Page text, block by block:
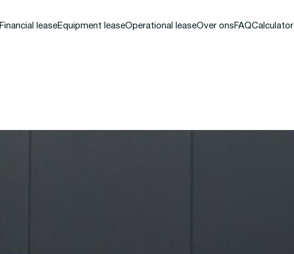
Financial leaseEquipment leaseOperational leaseOver ons FAQCalculator